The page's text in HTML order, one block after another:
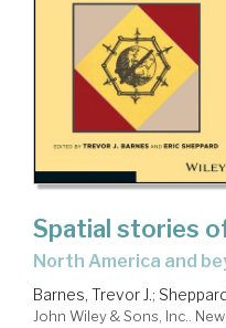
Spatial stories
North America and
Barnes, Trevor J.;
John Wiley & Sons, Inc..